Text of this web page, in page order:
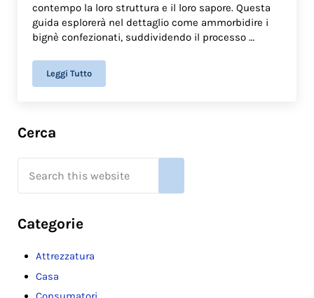
contempo la loro struttura e il loro sapore. Questa
guida esplorerà nel dettaglio come ammorbidire i
bignè confezionati, suddividendo il processo …
Leggi TuttoCome Ammorbidire i Bignè Confezionati
Sidebar
Cerca
Categorie
Attrezzatura
Casa